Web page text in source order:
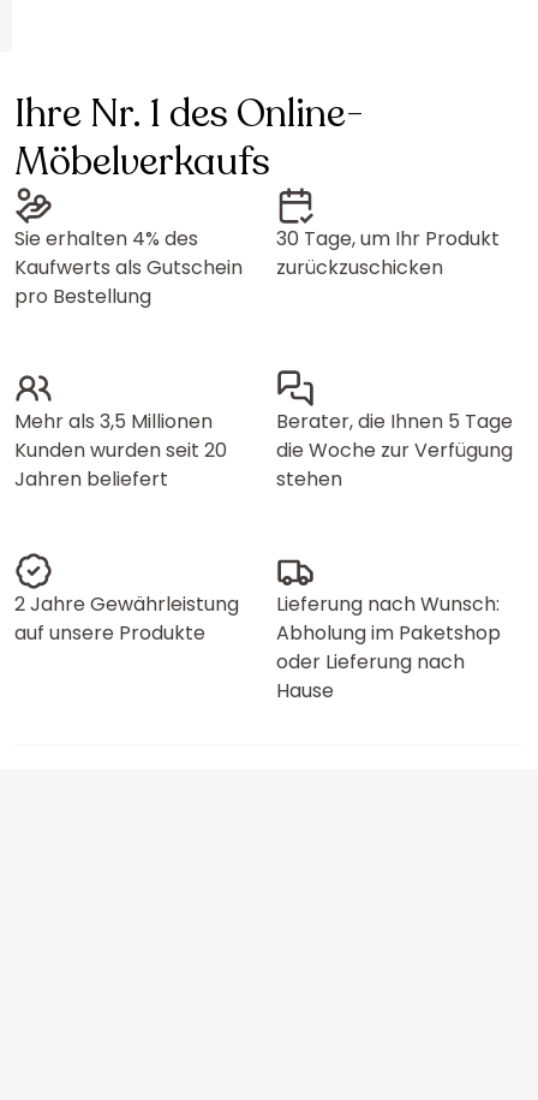
Ihre Nr. 1 des Online-
Möbelverkaufs
Sie erhalten 4% des
Kaufwerts als Gutschein
pro Bestellung
30 Tage, um Ihr Produkt
zurückzuschicken
Mehr als 3,5 Millionen
Kunden wurden seit 20
Jahren beliefert
Berater, die Ihnen 5 Tage
die Woche zur Verfügung
stehen
2 Jahre Gewährleistung
auf unsere Produkte
Lieferung nach Wunsch:
Abholung im Paketshop
oder Lieferung nach
Hause